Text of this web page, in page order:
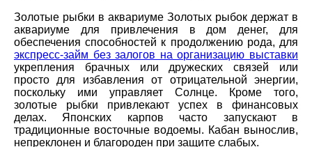
Золотые рыбки в аквариуме Золотых рыбок держат в
аквариуме для привлечения в дом денег, для
обеспечения способностей к продолжению рода, для
экспресс-займ без залогов на организацию выставки
укрепления брачных или дружеских связей или
просто для избавления от отрицательной энергии,
поскольку ими управляет Солнце. Кроме того,
золотые рыбки привлекают успех в финансовых
делах. Японских карпов часто запускают в
традиционные восточные водоемы. Кабан вынослив,
непреклонен и благороден при защите слабых.